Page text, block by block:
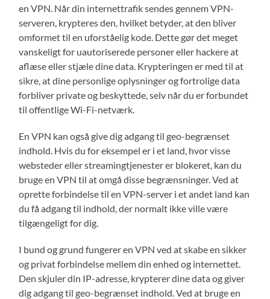
en VPN. Når din internettrafik sendes gennem VPN-
serveren, krypteres den, hvilket betyder, at den bliver
omformet til en uforståelig kode. Dette gør det meget
vanskeligt for uautoriserede personer eller hackere at
aflæse eller stjæle dine data. Krypteringen er med til at
sikre, at dine personlige oplysninger og fortrolige data
forbliver private og beskyttede, selv når du er forbundet
til offentlige Wi-Fi-netværk.
En VPN kan også give dig adgang til geo-begrænset
indhold. Hvis du for eksempel er i et land, hvor visse
websteder eller streamingtjenester er blokeret, kan du
bruge en VPN til at omgå disse begrænsninger. Ved at
oprette forbindelse til en VPN-server i et andet land kan
du få adgang til indhold, der normalt ikke ville være
tilgængeligt for dig.
I bund og grund fungerer en VPN ved at skabe en sikker
og privat forbindelse mellem din enhed og internettet.
Den skjuler din IP-adresse, krypterer dine data og giver
dig adgang til geo-begrænset indhold. Ved at bruge en